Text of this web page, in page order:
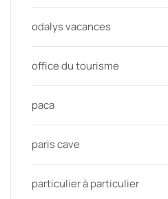
odalys vacances
office du tourisme
paca
paris cave
particulier à particulier